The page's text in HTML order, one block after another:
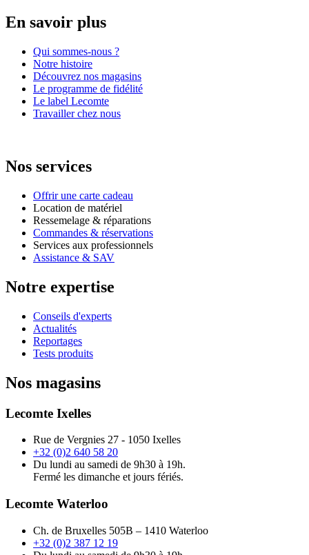
En savoir plus
Qui sommes-nous ?
Notre histoire
Découvrez nos magasins
Le programme de fidélité
Le label Lecomte
Travailler chez nous
Nos services
Offrir une carte cadeau
Location de matériel
Ressemelage & réparations
Commandes & réservations
Services aux professionnels
Assistance & SAV
Notre expertise
Conseils d'experts
Actualités
Reportages
Tests produits
Nos magasins
Lecomte Ixelles
Rue de Vergnies 27 - 1050 Ixelles
+32 (0)2 640 58 20
Du lundi au samedi de 9h30 à 19h.
Fermé les dimanche et jours fériés.
Lecomte Waterloo
Ch. de Bruxelles 505B – 1410 Waterloo
+32 (0)2 387 12 19